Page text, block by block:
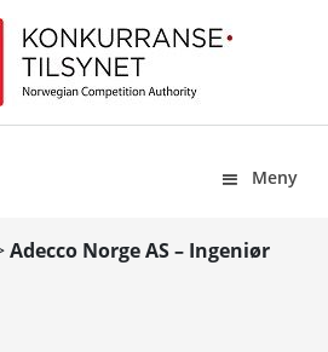
Meny
Adecco Norge AS – Ingeniør